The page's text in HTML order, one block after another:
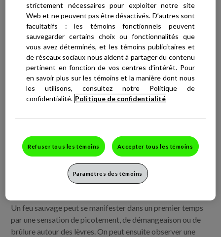
Après avoir contracté le virus, il se peut que vous ne
présentiez aucun symptôme jusqu’à ce que le virus soit «
activé ». Il devient alors plus actif, et des poussées de feux
sauvages surviennent. Parmi les déclencheurs de feux
sauvages , on compte le rhume, la grippe et la fièvre – d’où le
terme « boutons de fièvre » couramment employé pour
désigner les feux sauvages – ainsi que le stress, la fatigue, le
soleil et le vent.
Certaines personnes peuvent toutefois être porteuses du
transmettre à d’autres sans le savoir.
À quoi ressemble un feu
sauvage?
Un feu sauvage peut se manifester dans un premier temps
par une sensation de picotement, de démangeaison ou de
brûlure autour des lèvres. On peut ensuite observer une
strictement nécessaires pour exploiter notre site
Web et ne peuvent pas être désactivés. D’autres sont
facultatifs : les témoins fonctionnels peuvent
sauvegarder certains choix ou fonctionnalités que
vous avez déterminés, et les témoins publicitaires et
de réseaux sociaux nous aident à partager du contenu
pertinent en fonction de vos centres d’intérêt. Pour
en savoir plus sur les témoins et la manière dont nous
les utilisons, consultez notre Politique de
confidentialité. Politique de confidentialité
Refuser tous les témoins Accepter tous les témoins
Paramètres des témoins